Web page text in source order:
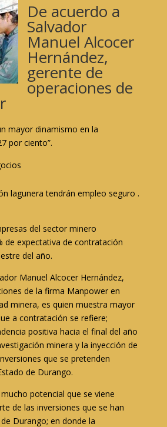
De acuerdo a
Salvador
Manuel Alcocer
Hernández,
gerente de
operaciones de
mayor dinamismo en la
por ciento”.
lagunera tendrán empleo seguro .
del sector minero
de expectativa de contratación
del año.
Manuel Alcocer Hernández,
de la firma Manpower en
minera, es quien muestra mayor
a contratación se refiere;
positiva hacia el final del año
minera y la inyección de
que se pretenden
de Durango.
potencial que se viene
de las inversiones que se han
Durango; en donde la